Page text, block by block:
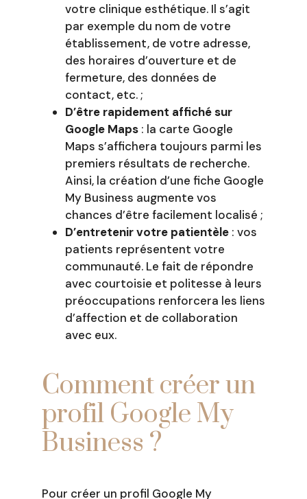
votre clinique esthétique. Il s’agit
par exemple du nom de votre
établissement, de votre adresse,
des horaires d’ouverture et de
fermeture, des données de
contact, etc. ;
D’être rapidement affiché sur
Google Maps: la carte Google
Maps s’affichera toujours parmi les
premiers résultats de recherche.
Ainsi, la création d’une fiche Google
My Business augmente vos
chances d’être facilement localisé ;
D’entretenir votre patientèle : vos
patients représentent votre
communauté. Le fait de répondre
avec courtoisie et politesse à leurs
préoccupations renforcera les liens
d’affection et de collaboration
avec eux.
Comment créer un
profil Google My
Business ?
Pour créer un profil Google My